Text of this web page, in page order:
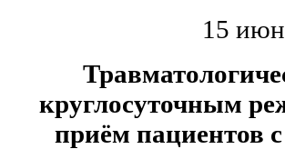
15
круглосуточным
приём пациентов